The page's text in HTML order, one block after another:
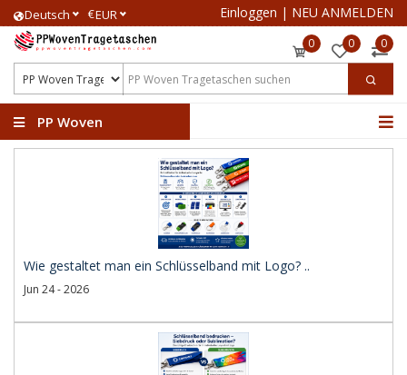
Deutsch €EUR Einloggen | NEU ANMELDEN
0 0 0
PP Woven
Wie gestaltet man ein Schlüsselband mit Logo? ..
Jun 24 - 2026